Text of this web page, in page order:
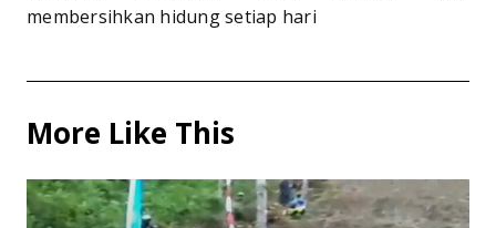
membersihkan hidung setiap hari
More Like This